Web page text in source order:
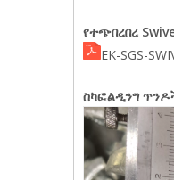
የተጭበረበረ
EK-SGS-
ስካፎልዲንግ